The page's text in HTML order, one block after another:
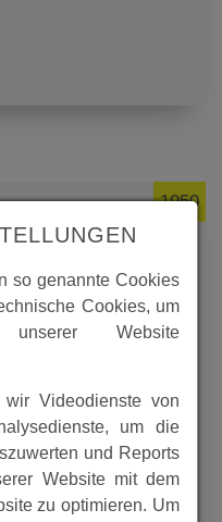
1950 in
1950
so genannte Cookies
Cookies, um
unserer Website
Videodienste von
um die
und Reports
Website mit dem
zu optimieren. Um